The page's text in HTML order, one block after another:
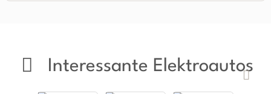
Interessante Elektroautos